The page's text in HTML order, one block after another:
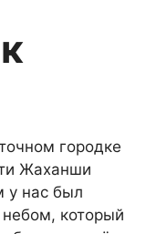
городке
Жаханши
у нас был
который